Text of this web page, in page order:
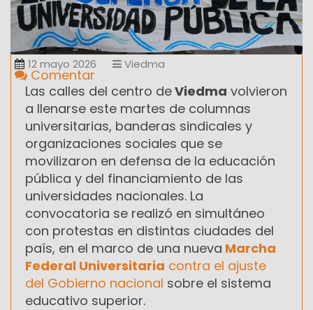
12 mayo 2026 Viedma
Comentar
Las calles del centro deViedma volvieron
a llenarse este martes de columnas
universitarias, banderas sindicales y
organizaciones sociales que se
movilizaron en defensa de la educación
pública y del financiamiento de las
universidades nacionales. La
convocatoria se realizó en simultáneo
con protestas en distintas ciudades del
país, en el marco de una nueva Marcha
Federal Universitaria contra el ajuste
del Gobierno nacional sobre el sistema
educativo superior.